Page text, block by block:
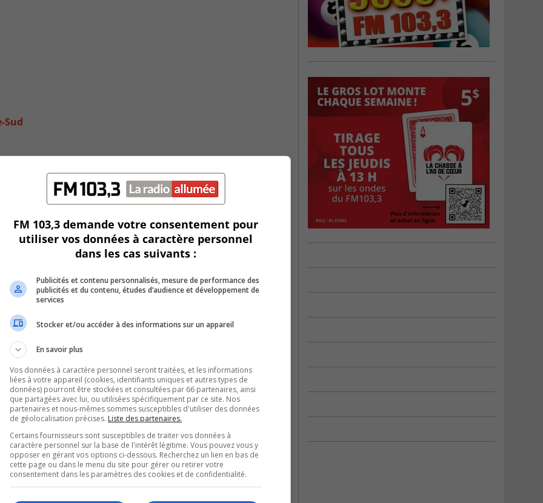
Sud
de l’eau potable
à-porte
FM 103,3 demande votre consentement pour
utiliser vos données à caractère personnel
dans les cas suivants :
Publicités et contenu personnalisés, mesure de performance des
publicités et du contenu, études d’audience et développement de
services
Stocker et/ou accéder à des informations sur un appareil
En savoir plus
Vos données à caractère personnel seront traitées, et les informations
liées à votre appareil (cookies, identifiants uniques et autres types de
données) pourront être stockées et consultées par 66 partenaires, ainsi
que partagées avec lui, ou utilisées spécifiquement par ce site. Nos
partenaires et nous-mêmes sommes susceptibles d'utiliser des données
de géolocalisation précises. Liste des partenaires.
Certains fournisseurs sont susceptibles de traiter vos données à
caractère personnel sur la base de l'intérêt légitime. Vous pouvez vous y
opposer en gérant vos options ci-dessous. Recherchez un lien en bas de
cette page ou dans le menu du site pour gérer ou retirer votre
consentement dans les paramètres des cookies et de confidentialité.